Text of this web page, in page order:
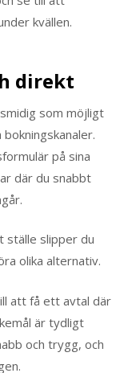
kvällen.
direkt
som möjligt
på sina
där du snabbt
ställe slipper du
olika alternativ.
att få ett avtal där
är tydligt
och trygg, och